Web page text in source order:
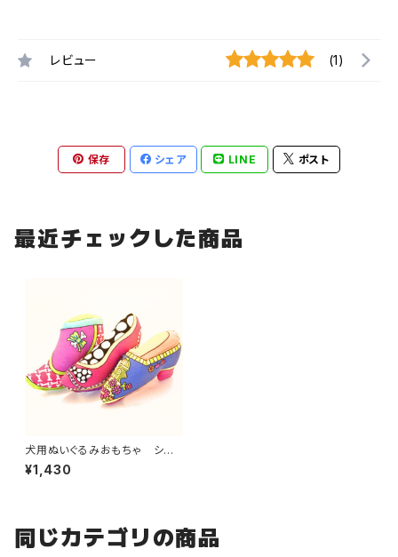
レビュー (1)
保存 シェア LINE ポスト
最近チェックした商品
犬用ぬいぐるみおもちゃ シュ
ーズ・ドッグトイ
¥1,430
同じカテゴリの商品